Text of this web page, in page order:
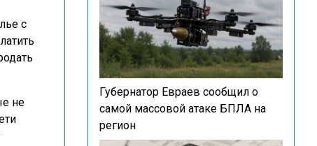
с
не
Губернатор Евраев сообщил о
самой массовой атаке БПЛА на
регион